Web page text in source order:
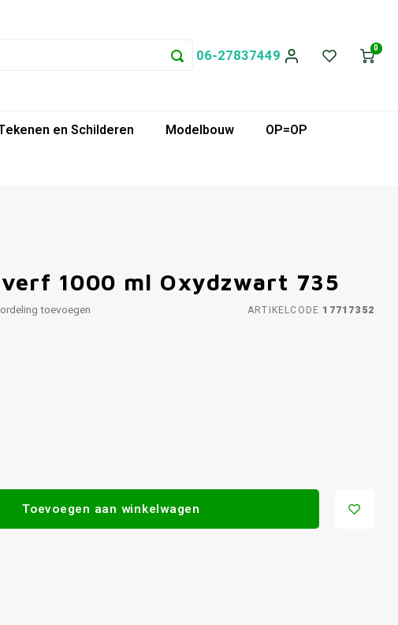
06-27837449 0
en Schilderen Modelbouw
OP=OP
1000 ml Oxydzwart 735
toevoegen ARTIKELCODE 17717352
Toevoegen aan winkelwagen